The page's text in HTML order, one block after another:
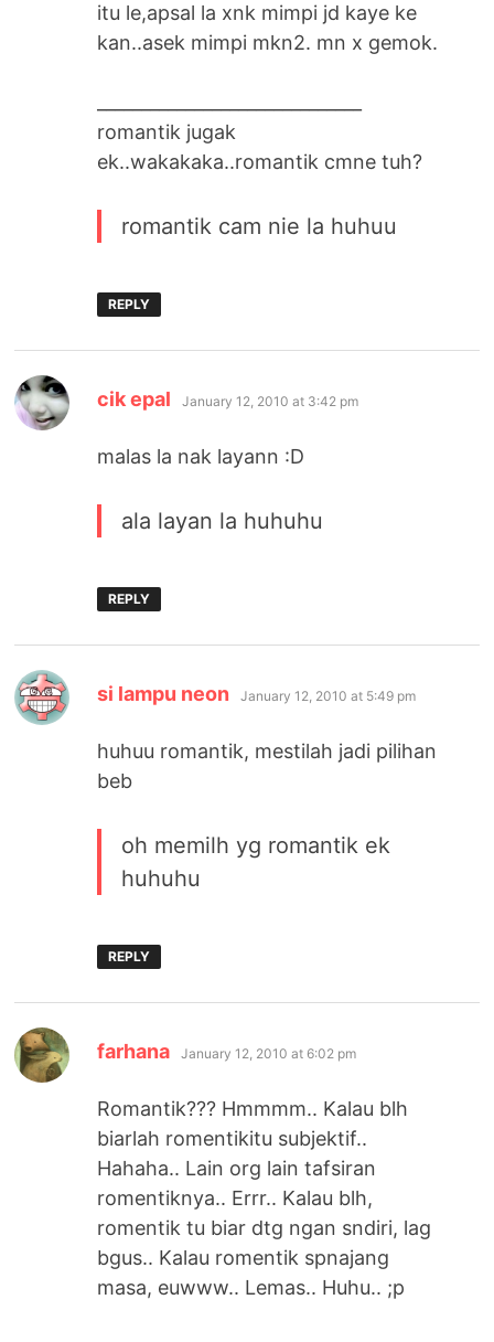
itu le,apsal la xnk mimpi jd kaye ke
kan..asek mimpi mkn2. mn x gemok.
romantik jugak
ek..wakakaka..romantik cmne tuh?
romantik cam nie la huhuu
REPLY
cik epal says:
January 12, 2010 at 3:42 pm
malas la nak layann :D
ala layan la huhuhu
REPLY
si lampu neon says:
January 12, 2010 at 5:49 pm
huhuu romantik, mestilah jadi pilihan
beb
oh memilh yg romantik ek
huhuhu
REPLY
farhana says:
January 12, 2010 at 6:02 pm
Romantik??? Hmmmm.. Kalau blh
biarlah romentikitu subjektif..
Hahaha.. Lain org lain tafsiran
romentiknya.. Errr.. Kalau blh,
romentik tu biar dtg ngan sndiri, lag
bgus.. Kalau romentik spnajang
masa, euwww.. Lemas.. Huhu.. ;p